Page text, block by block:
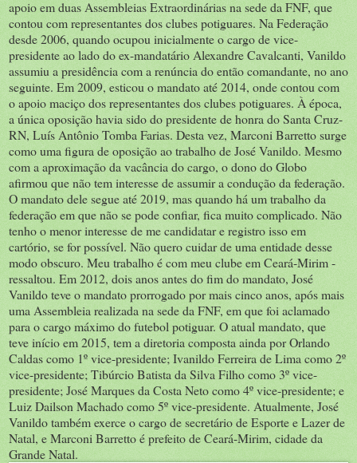
apoio em duas Assembleias Extraordinárias na sede da FNF, que
contou com representantes dos clubes potiguares. Na Federação
desde 2006, quando ocupou inicialmente o cargo de vice-
presidente ao lado do ex-mandatário Alexandre Cavalcanti, Vanildo
assumiu a presidência com a renúncia do então comandante, no ano
seguinte. Em 2009, esticou o mandato até 2014, onde contou com
o apoio maciço dos representantes dos clubes potiguares. À época,
a única oposição havia sido do presidente de honra do Santa Cruz-
RN, Luís Antônio Tomba Farias. Desta vez, Marconi Barretto surge
como uma figura de oposição ao trabalho de José Vanildo. Mesmo
com a aproximação da vacância do cargo, o dono do Globo
afirmou que não tem interesse de assumir a condução da federação.
O mandato dele segue até 2019, mas quando há um trabalho da
federação em que não se pode confiar, fica muito complicado. Não
tenho o menor interesse de me candidatar e registro isso em
cartório, se for possível. Não quero cuidar de uma entidade desse
modo obscuro. Meu trabalho é com meu clube em Ceará-Mirim -
ressaltou. Em 2012, dois anos antes do fim do mandato, José
Vanildo teve o mandato prorrogado por mais cinco anos, após mais
uma Assembleia realizada na sede da FNF, em que foi aclamado
para o cargo máximo do futebol potiguar. O atual mandato, que
teve início em 2015, tem a diretoria composta ainda por Orlando
Caldas como 1º vice-presidente; Ivanildo Ferreira de Lima como 2º
vice-presidente; Tibúrcio Batista da Silva Filho como 3º vice-
presidente; José Marques da Costa Neto como 4º vice-presidente; e
Luiz Dailson Machado como 5º vice-presidente. Atualmente, José
Vanildo também exerce o cargo de secretário de Esporte e Lazer de
Natal, e Marconi Barretto é prefeito de Ceará-Mirim, cidade da
Grande Natal.